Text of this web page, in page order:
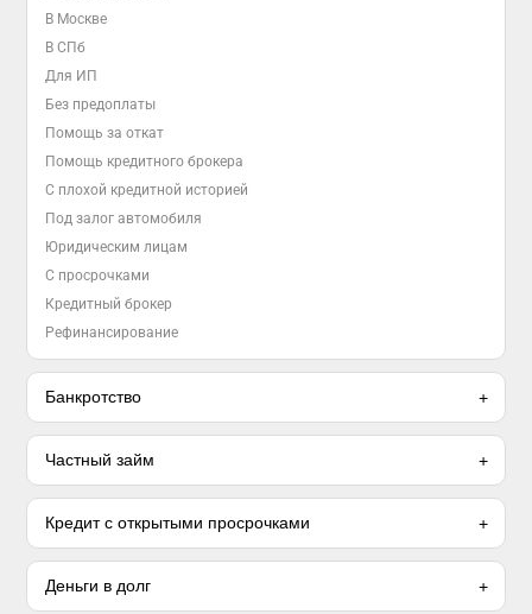
В Москве
В СПб
Для ИП
Без предоплаты
Помощь за откат
Помощь кредитного брокера
С плохой кредитной историей
Под залог автомобиля
Юридическим лицам
С просрочками
Кредитный брокер
Рефинансирование
Банкротство
Частный займ
Кредит с открытыми просрочками
Деньги в долг